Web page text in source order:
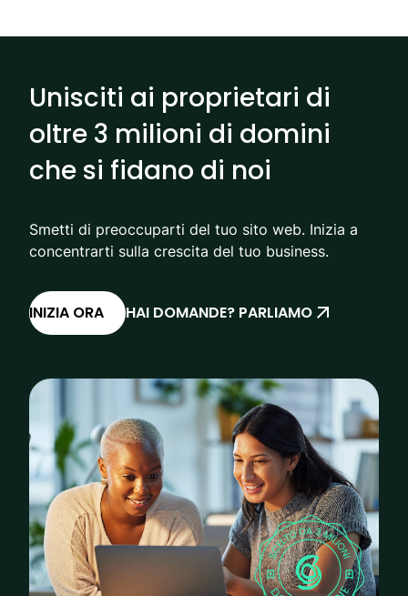
Unisciti ai proprietari di
oltre 3 milioni di domini
che si fidano di noi
Smetti di preoccuparti del tuo sito web. Inizia a
concentrarti sulla crescita del tuo business.
INIZIA ORA HAI DOMANDE? PARLIAMO